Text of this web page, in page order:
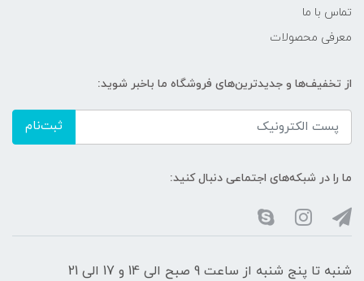
تماس با ما
معرفی محصولات
از تخفیف‌ها و جدیدترین‌های فروشگاه ما باخبر شوید:
ثبت‌نام
ما را در شبکه‌های اجتماعی دنبال کنید:
شنبه تا پنج شنبه از ساعت 9 صبح الی 14 و 17 الی 21